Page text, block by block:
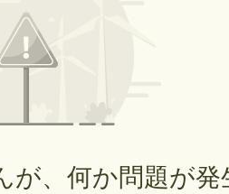
が、何か問題が発